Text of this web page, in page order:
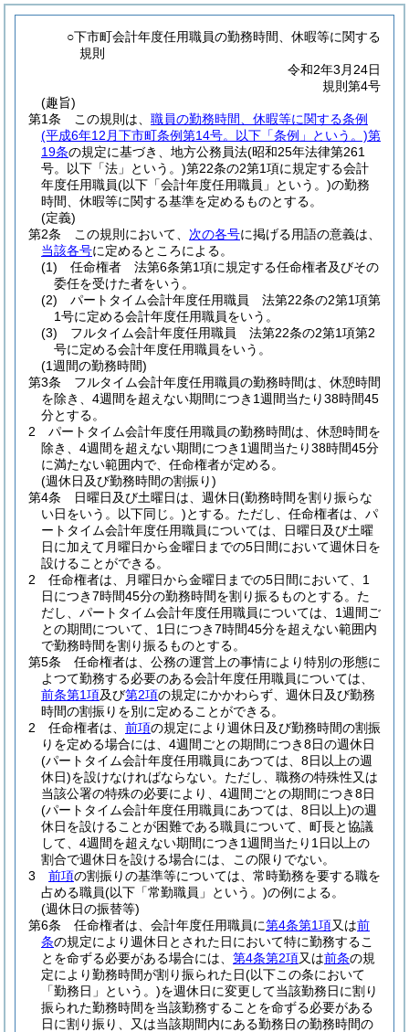
○下市町会計年度任用職員の勤務時間、休暇等に関する
規則
令和2年3月24日
規則第4号
(趣旨)
第1条
この規則は、 職員の勤務時間、休暇等に関する条例
(平成6年12月下市町条例第14号。以下「条例」という。)第
19条の規定に基づき、地方公務員法(昭和25年法律第261
号。以下「法」という。)第22条の2第1項に規定する会計
年度任用職員(以下「会計年度任用職員」という。)の勤務
時間、休暇等に関する基準を定めるものとする。
(定義)
第2条
この規則において、 次の各号に掲げる用語の意義は、
当該各号に定めるところによる。
(1)
任命権者 法第6条第1項に規定する任命権者及びその
委任を受けた者をいう。
(2)
パートタイム会計年度任用職員 法第22条の2第1項第
1号に定める会計年度任用職員をいう。
(3)
フルタイム会計年度任用職員 法第22条の2第1項第2
号に定める会計年度任用職員をいう。
(1週間の勤務時間)
第3条
フルタイム会計年度任用職員の勤務時間は、休憩時間
を除き、4週間を超えない期間につき1週間当たり38時間45
分とする。
2
パートタイム会計年度任用職員の勤務時間は、休憩時間を
除き、4週間を超えない期間につき1週間当たり38時間45分
に満たない範囲内で、任命権者が定める。
(週休日及び勤務時間の割振り)
第4条
日曜日及び土曜日は、週休日(勤務時間を割り振らな
い日をいう。以下同じ。)とする。 ただし、任命権者は、パ
ートタイム会計年度任用職員については、日曜日及び土曜
日に加えて月曜日から金曜日までの5日間において週休日を
設けることができる。
2
任命権者は、月曜日から金曜日までの5日間において、1
日につき7時間45分の勤務時間を割り振るものとする。 た
だし、パートタイム会計年度任用職員については、1週間ご
との期間について、1日につき7時間45分を超えない範囲内
で勤務時間を割り振るものとする。
第5条
任命権者は、公務の運営上の事情により特別の形態に
よつて勤務する必要のある会計年度任用職員については、
前条第1項及び第2項の規定にかかわらず、週休日及び勤務
時間の割振りを別に定めることができる。
2
任命権者は、 前項の規定により週休日及び勤務時間の割振
りを定める場合には、4週間ごとの期間につき8日の週休日
(パートタイム会計年度任用職員にあつては、8日以上の週
休日)を設けなければならない。 ただし、職務の特殊性又は
当該公署の特殊の必要により、4週間ごとの期間につき8日
(パートタイム会計年度任用職員にあつては、8日以上)の週
休日を設けることが困難である職員について、町長と協議
して、4週間を超えない期間につき1週間当たり1日以上の
割合で週休日を設ける場合には、この限りでない。
3
前項の割振りの基準等については、常時勤務を要する職を
占める職員(以下「常勤職員」という。)の例による。
(週休日の振替等)
第6条
任命権者は、会計年度任用職員に第4条第1項又は前
条の規定により週休日とされた日において特に勤務するこ
とを命ずる必要がある場合には、 第4条第2項又は前条の規
定により勤務時間が割り振られた日(以下この条において
「勤務日」という。)を週休日に変更して当該勤務日に割り
振られた勤務時間を当該勤務することを命ずる必要がある
日に割り振り、又は当該期間内にある勤務日の勤務時間の